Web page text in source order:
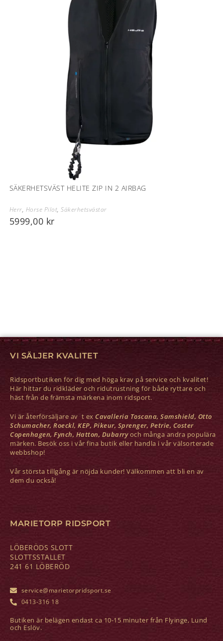
SÄKERHETSVÄST HELITE ZIP IN 2 AIRBAG
Herr, Horse Pilot,Säkerhetsvästar
5999,00 kr
VI SÄLJER KVALITET
Ridsportbutiken för dig med höga krav på service och kvalitet!
Här hittar du ridkläder och ridutrustning för både ryttare och
häst från de främsta märkena inom ridsport.
Vi är återförsäljare av t ex Cavalleria Toscana, Samshield, Otto
Schumacher, Roeckl, KEP, Pikeur, Sprenger, Petrie, Coster
Copenhagen, Fynch, Hatton, Dubarryoch många andra populära
märken. Besök oss i vår fina butik eller handla i vår välsorterade
webbshop!
Vår största tillgång är nöjda kunder! Välkommen att bli en av
dem du också!
MARIETORP RIDSPORT
LÖBERÖDS SLOTT
SLOTTSSTALLET
241 61 LÖBERÖD
service@marietorpridsport.se
0413-316 18
Butiken är belägen endast ca 10-15 minuter från Flyinge, Lund
och Eslöv.